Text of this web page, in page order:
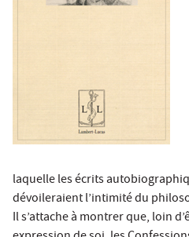
laquelle les écrits
dévoileraient l’intimité du
Il s’attache à montrer que, loin